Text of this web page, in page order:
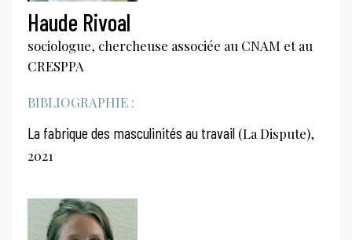
Haude Rivoal
sociologue, chercheuse associée au CNAM et au
CRESPPA
BIBLIOGRAPHIE :
La fabrique des masculinités au travail (La Dispute),
2021